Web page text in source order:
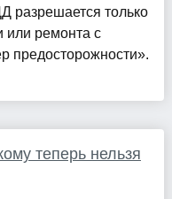
разрешается только
или ремонта с
предосторожности».
теперь нельзя